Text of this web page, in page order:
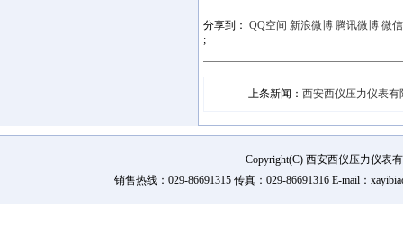
分享到： QQ空间 新浪微博 腾讯微博 微信
;
上条新闻：西安西仪压力仪表
Copyright(C) 西安西仪压力仪表
销售热线：029-86691315 传真：029-86691316 E-mail：